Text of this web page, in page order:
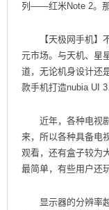
列——红米Note 2。
【天极网手机】不
元市场。与天机、星
道，无论机身设计还
款手机打造nubia UI
近年，各种电视剧
来，所以各种具备电
观看，还有盒子较为
最简单，有些用户还
显示器的分辨率越